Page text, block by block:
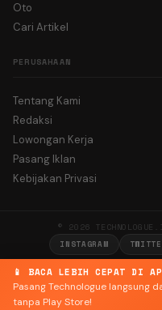
📱 BACA LEBIH CEPAT DI
Pasang Technologue langsung
tanpa Play Store!
Oto
Cari Artikel
PERUSAHAAN
Tentang Kami
Redaksi
Lowongan Kerja
Pasang Iklan
Kebijakan Privasi
© 2026
INSTAGRAM